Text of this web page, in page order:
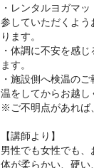
・レンタルヨガマ
参していただくよ
ります。
・体調に不安を感
ます。
・施設側へ検温の
温をしてからお越し
※ご不明点があれば
【講師より】
男性でも女性でも、
体が柔らかい、硬い